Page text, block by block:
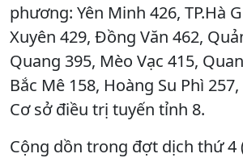
phương: Yên Minh 426, TP.Hà
Xuyên 429, Đồng Văn 462,
Quang 395, Mèo Vạc 415,
Bắc Mê 158, Hoàng Su Phì
Cơ sở điều trị tuyến tỉnh 8.
Cộng dồn trong đợt dịch thứ 4